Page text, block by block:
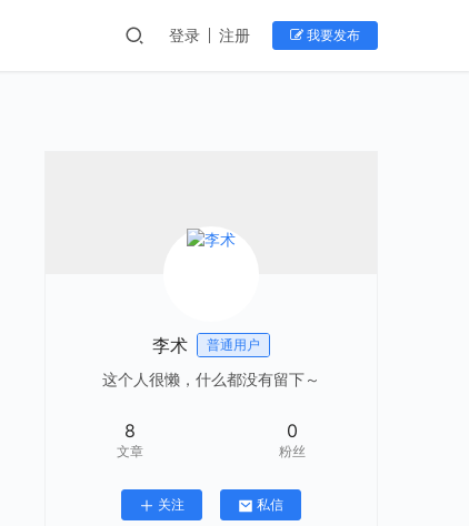
登录 注册 我要发布
李术 普通用户
这个人很懒，什么都没有留下～
8
文章
0
粉丝
关注 私信